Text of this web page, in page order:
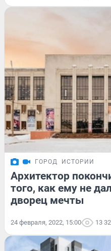
ГОРОД ИСТОРИИ
Архитектор
того, как ему не
дворец мечты
24 февраля, 2022, 15:00 13